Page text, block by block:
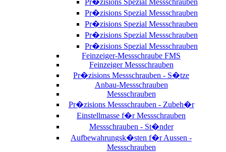
Pr�zisions Spezial Messschrauben
Pr�zisions Spezial Messschrauben
Pr�zisions Spezial Messschrauben
Pr�zisions Spezial Messschrauben
Feinzeiger-Messschraube FMS
Feinzeiger Messschrauben
Pr�zisions Messschrauben - S�tze
Anbau-Messschrauben
Messschrauben
Pr�zisions Messschrauben - Zubeh�r
Einstellmasse f�r Messschrauben
Messschrauben - St�nder
Aufbewahrungsk�sten f�r Aussen -
Messschrauben